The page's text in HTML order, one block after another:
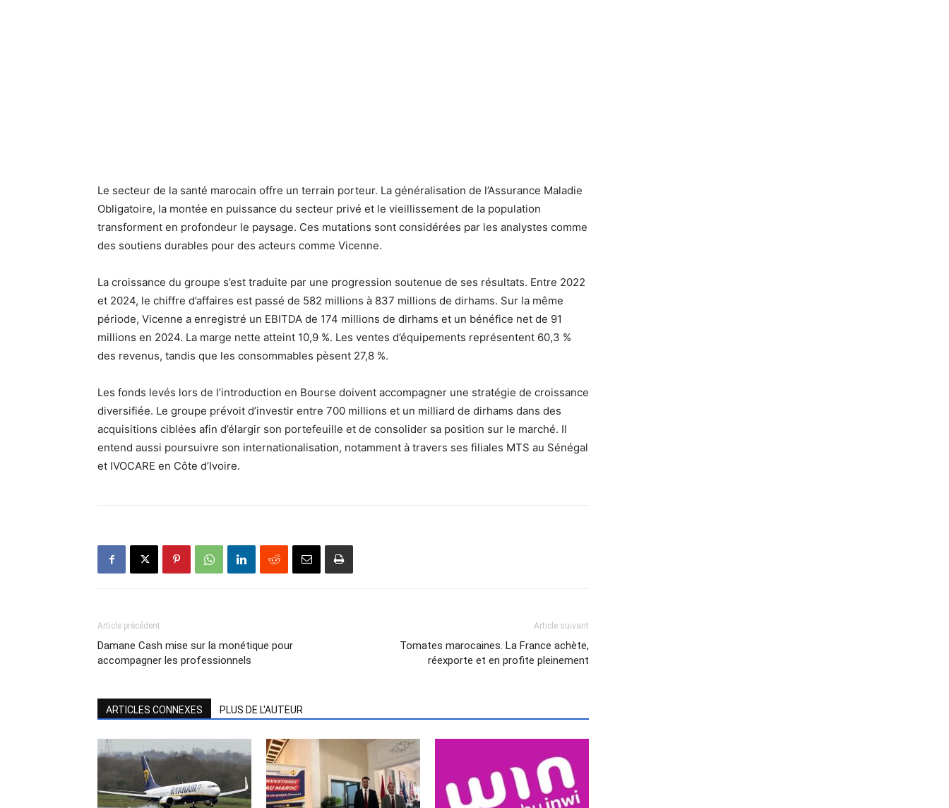
Le secteur de la santé marocain offre un terrain porteur. La généralisation de l’Assurance Maladie
Obligatoire, la montée en puissance du secteur privé et le vieillissement de la population
transforment en profondeur le paysage. Ces mutations sont considérées par les analystes comme
des soutiens durables pour des acteurs comme Vicenne.
La croissance du groupe s’est traduite par une progression soutenue de ses résultats. Entre 2022
et 2024, le chiffre d’affaires est passé de 582 millions à 837 millions de dirhams. Sur la même
période, Vicenne a enregistré un EBITDA de 174 millions de dirhams et un bénéfice net de 91
millions en 2024. La marge nette atteint 10,9 %. Les ventes d’équipements représentent 60,3 %
des revenus, tandis que les consommables pèsent 27,8 %.
Les fonds levés lors de l’introduction en Bourse doivent accompagner une stratégie de croissance
diversifiée. Le groupe prévoit d’investir entre 700 millions et un milliard de dirhams dans des
acquisitions ciblées afin d’élargir son portefeuille et de consolider sa position sur le marché. Il
entend aussi poursuivre son internationalisation, notamment à travers ses filiales MTS au Sénégal
et IVOCARE en Côte d’Ivoire.
Article précédent
Damane Cash mise sur la monétique pour
accompagner les professionnels
Article suivant
Tomates marocaines. La France achète,
réexporte et en profite pleinement
ARTICLES CONNEXES PLUS DE L'AUTEUR